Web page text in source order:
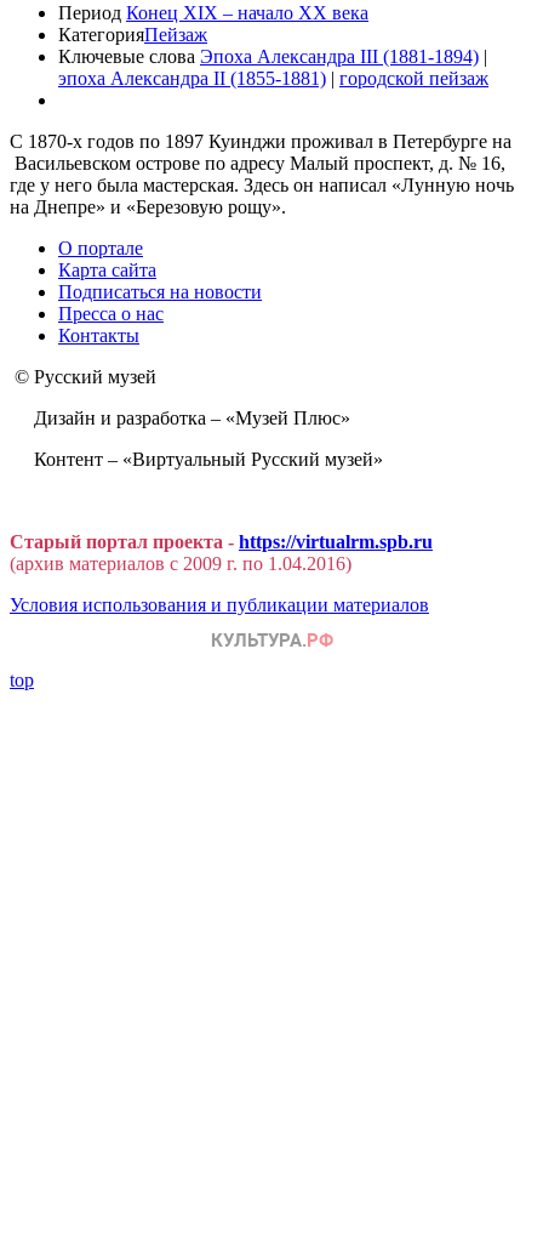
Период Конец XIX – начало XX века
КатегорияПейзаж
Ключевые слова Эпоха Александра III (1881-1894) |
эпоха Александра II (1855-1881) | городской пейзаж
С 1870-х годов по 1897 Куинджи проживал в Петербурге на
Васильевском острове по адресу Малый проспект, д. № 16,
где у него была мастерская. Здесь он написал «Лунную ночь
на Днепре» и «Березовую рощу».
О портале
Карта сайта
Подписаться на новости
Пресса о нас
Контакты
© Русский музей
Дизайн и разработка – «Музей Плюс»
Контент – «Виртуальный Русский музей»
Старый портал проекта - https://virtualrm.spb.ru
(архив материалов с 2009 г. по 1.04.2016)
Условия использования и публикации материалов
top